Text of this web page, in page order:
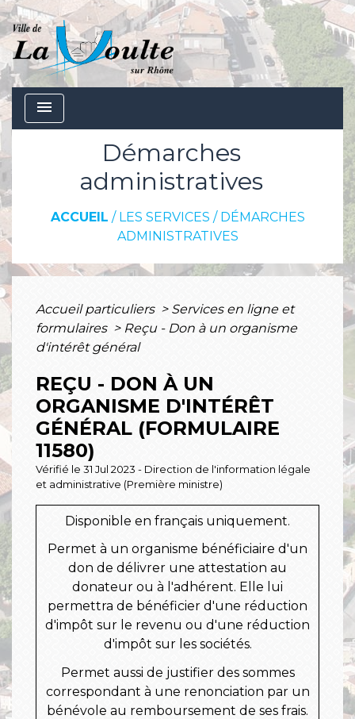
menu
Démarches
administratives
ACCUEIL / LES SERVICES / DÉMARCHES
ADMINISTRATIVES
Accueil particuliers > Services en ligne et
formulaires > Reçu - Don à un organisme
d'intérêt général
REÇU - DON À UN
ORGANISME D'INTÉRÊT
GÉNÉRAL (FORMULAIRE
11580)
Vérifié le 31 Jul 2023 - Direction de l'information légale
et administrative (Première ministre)
Disponible en français uniquement.
Permet à un organisme bénéficiaire d'un
don de délivrer une attestation au
donateur ou à l'adhérent. Elle lui
permettra de bénéficier d'une réduction
d'impôt sur le revenu ou d'une réduction
d'impôt sur les sociétés.
Permet aussi de justifier des sommes
correspondant à une renonciation par un
bénévole au remboursement de ses frais.